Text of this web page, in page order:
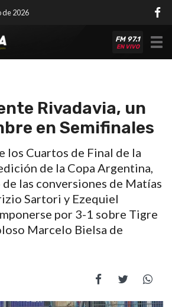
de 2026
FM 97.1
EN VIVO
Rivadavia, un
en Semifinales
los Cuartos de Final de la
de la Copa Argentina,
de las conversiones de Matías
Sartori y Ezequiel
por 3-1 sobre Tigre
Marcelo Bielsa de